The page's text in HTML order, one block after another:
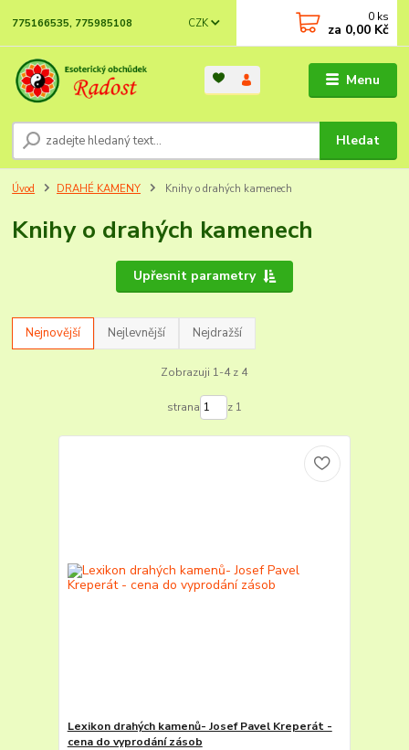
Menu
CZK
Hledat
775166535, 775985108 0 ks
za 0,00 Kč
Úvod DRAHÉ KAMENY Knihy o drahých kamenech
Knihy o drahých kamenech
Upřesnit parametry
Nejnovější Nejlevnější Nejdražší
Zobrazuji 1-4 z 4
strana z 1
Lexikon drahých kamenů- Josef Pavel Kreperát -
cena do vyprodání zásob